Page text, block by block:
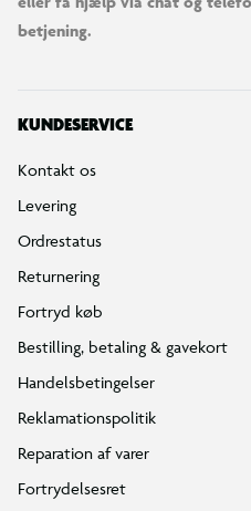
betjening.
KUNDESERVICE
Kontakt os
Levering
Ordrestatus
Returnering
Fortryd køb
Bestilling, betaling & gavekort
Handelsbetingelser
Reklamationspolitik
Reparation af varer
Fortrydelsesret